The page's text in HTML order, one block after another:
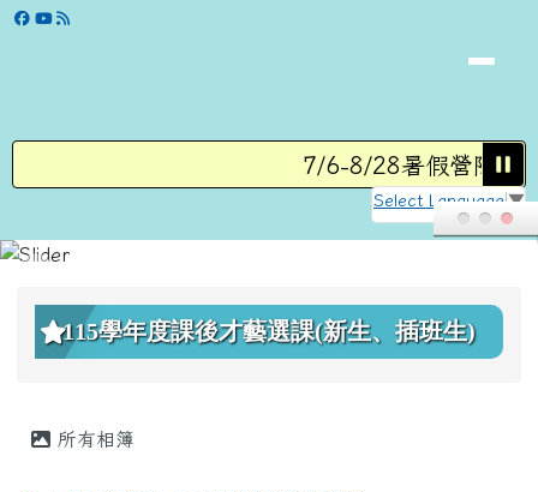
跳至主內容區
學校網站
7/6-8/28暑假營隊
Select Language ▼
上中區域內容
115學年度課後才藝選課(新生、插班生)
所有相簿